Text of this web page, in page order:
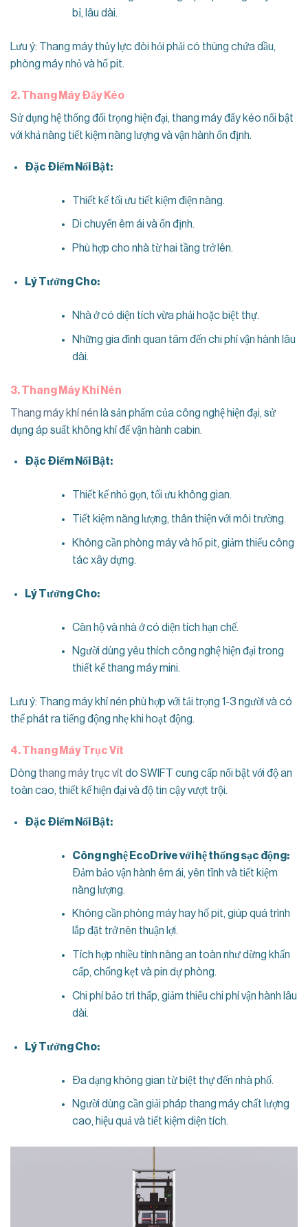
bỉ, lâu dài.
Lưu ý: Thang máy thủy lực đòi hỏi phải có thùng chứa dầu,
phòng máy nhỏ và hố pit.
2. Thang Máy Đẩy Kéo
Sử dụng hệ thống đối trọng hiện đại, thang máy đẩy kéo nổi bật
với khả năng tiết kiệm năng lượng và vận hành ổn định.
Đặc Điểm Nổi Bật:
Thiết kế tối ưu tiết kiệm điện năng.
Di chuyển êm ái và ổn định.
Phù hợp cho nhà từ hai tầng trở lên.
Lý Tưởng Cho:
Nhà ở có diện tích vừa phải hoặc biệt thự.
Những gia đình quan tâm đến chi phí vận hành lâu
dài.
3. Thang Máy Khí Nén
Thang máy khí nén là sản phẩm của công nghệ hiện đại, sử
dụng áp suất không khí để vận hành cabin.
Đặc Điểm Nổi Bật:
Thiết kế nhỏ gọn, tối ưu không gian.
Tiết kiệm năng lượng, thân thiện với môi trường.
Không cần phòng máy và hố pit, giảm thiểu công
tác xây dựng.
Lý Tưởng Cho:
Căn hộ và nhà ở có diện tích hạn chế.
Người dùng yêu thích công nghệ hiện đại trong
thiết kế thang máy mini.
Lưu ý: Thang máy khí nén phù hợp với tải trọng 1-3 người và có
thể phát ra tiếng động nhẹ khi hoạt động.
4. Thang Máy Trục Vít
Dòng thang máy trục vít do SWIFT cung cấp nổi bật với độ an
toàn cao, thiết kế hiện đại và độ tin cậy vượt trội.
Đặc Điểm Nổi Bật:
Công nghệ EcoDrive với hệ thống sạc động:
Đảm bảo vận hành êm ái, yên tĩnh và tiết kiệm
năng lượng.
Không cần phòng máy hay hố pit, giúp quá trình
lắp đặt trở nên thuận lợi.
Tích hợp nhiều tính năng an toàn như dừng khẩn
cấp, chống kẹt và pin dự phòng.
Chi phí bảo trì thấp, giảm thiểu chi phí vận hành lâu
dài.
Lý Tưởng Cho:
Đa dạng không gian từ biệt thự đến nhà phố.
Người dùng cần giải pháp thang máy chất lượng
cao, hiệu quả và tiết kiệm diện tích.